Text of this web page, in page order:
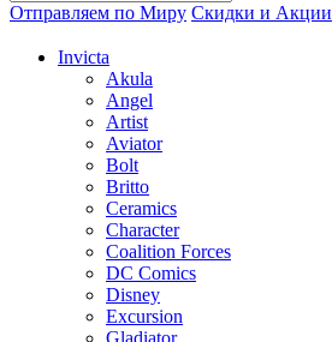
Отправляем по Миру Скидки и Акции
Invicta
Akula
Angel
Artist
Aviator
Bolt
Britto
Ceramics
Character
Coalition Forces
DC Comics
Disney
Excursion
Gladiator